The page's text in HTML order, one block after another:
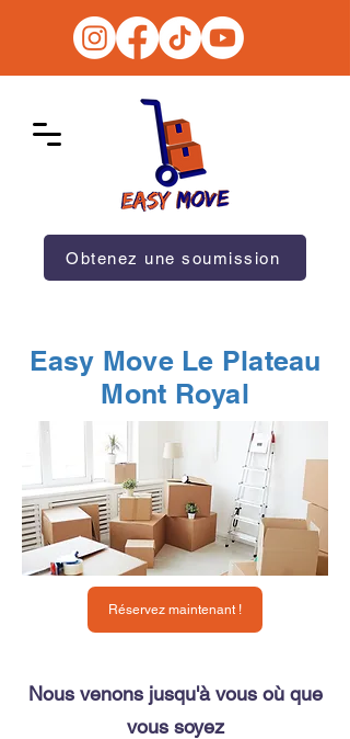
Obtenez une soumission
Easy Move Le Plateau
Mont Royal
Réservez maintenant !
Nous venons jusqu'à vous où que
vous soyez